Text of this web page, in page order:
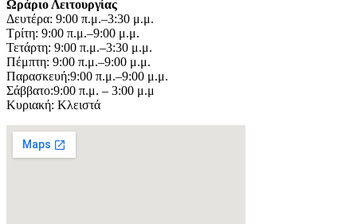
Ωράριο Λειτουργίας
Δευτέρα: 9:00 π.μ.–3:30 μ.μ.
Τρίτη: 9:00 π.μ.–9:00 μ.μ.
Τετάρτη: 9:00 π.μ.–3:30 μ.μ.
Πέμπτη: 9:00 π.μ.–9:00 μ.μ.
Παρασκευή:9:00 π.μ.–9:00 μ.μ.
Σάββατο:9:00 π.μ. – 3:00 μ.μ
Κυριακή: Κλειστά